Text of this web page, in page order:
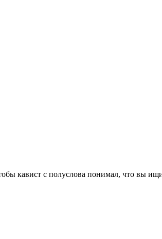
кавист с полуслова понимал, что вы